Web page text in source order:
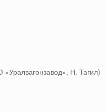
Н. Тагил)